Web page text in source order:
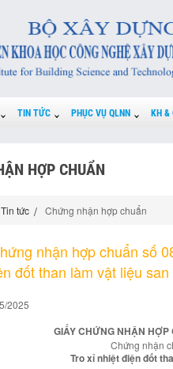
TIN TỨC PHỤC VỤ QLNN KH &
HỢP CHUẨN
Tin tức Chứng nhận hợp chuẩn
nhận hợp chuẩn số
đốt than làm vật liệu san
2025
GIẤY CHỨNG NHẬN
Chứng nhận
Tro xỉ nhiệt điện đốt